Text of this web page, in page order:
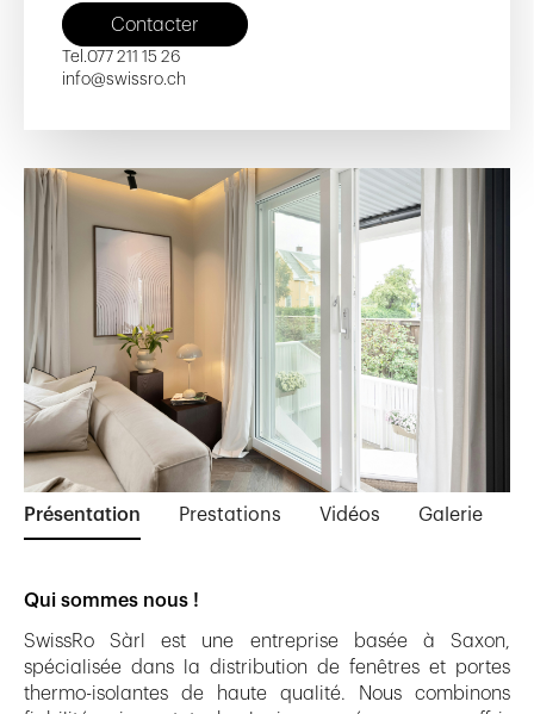
Contacter
Tel.077 211 15 26
info@swissro.ch
Présentation Prestations Vidéos Galerie
Qui sommes nous !
SwissRo Sàrl est une entreprise basée à Saxon,
spécialisée dans la distribution de fenêtres et portes
thermo-isolantes de haute qualité. Nous combinons